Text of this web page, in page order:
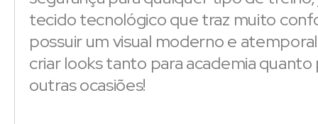
tecido tecnológico que traz muito
possuir um visual moderno e
criar looks tanto para academia quanto
outras ocasiões!